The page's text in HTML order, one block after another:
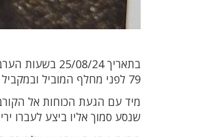
79 לפני מחלף המוביל ובמקביל התקבל דיווח על תאונת דרכים כמה מאות מטרים מזירת הירי.
מיד עם הגעת הכוחות אל
שנסע סמוך אליו ביצע לעברו